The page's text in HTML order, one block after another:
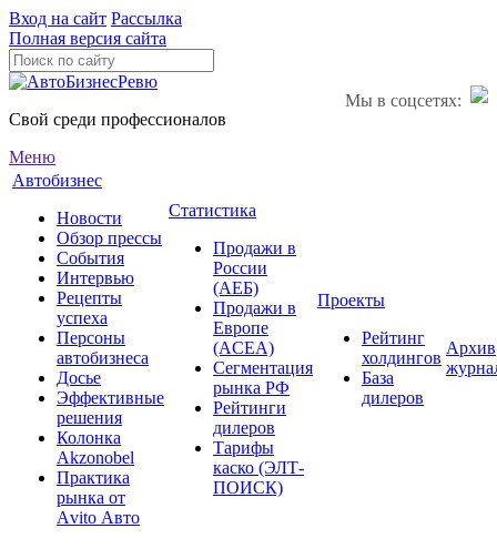
Вход на сайт Рассылка
Полная версия сайта
Мы в соцсетях:
Свой среди профессионалов
Меню
Автобизнес
Новости
Обзор прессы
События
Интервью
Рецепты
успеха
Персоны
автобизнеса
Досье
Эффективные
решения
Колонка
Akzonobel
Практика
рынка от
Аvito Авто
Статистика
Продажи в
России
(АЕБ)
Продажи в
Европе
(ACEA)
Сегментация
рынка РФ
Рейтинги
дилеров
Тарифы
каско (ЭЛТ-
ПОИСК)
Проекты
Рейтинг
холдингов
База
дилеров
Архив